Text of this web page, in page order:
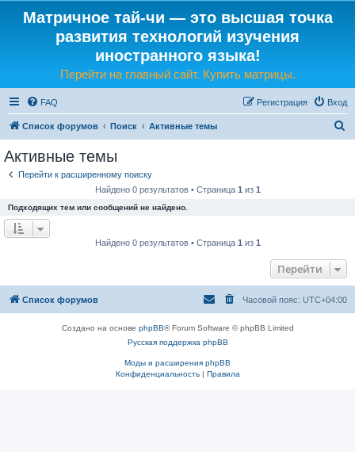
Матричное тай-чи — это высшая точка
развития технологий изучения
иностранного языка!
Перейти на главный сайт. Купить матрицы.
FAQ Вход
Регистрация
Список форумов Поиск Активные темы
Активные темы
Перейти к расширенному поиску
Найдено 0 результатов • Страница 1 из 1
Подходящих тем или сообщений не найдено.
Найдено 0 результатов • Страница 1 из 1
Перейти
Список форумов Часовой пояс: UTC+04:00
Создано на основе phpBB® Forum Software © phpBB Limited
Русская поддержка phpBB
Моды и расширения phpBB
Конфиденциальность| Правила